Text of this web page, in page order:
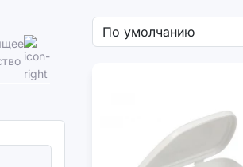
Дорожные
Контейнеры